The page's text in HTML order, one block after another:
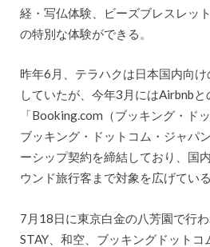
経・写仏体験、ビーズブレスレッ
の特別な体験ができる。
昨年6月、テラハクは日本国内向
していたが、今年3月にはAirbnb
「Booking.com（ブッキング・ド
ブッキング・ドットコム・ジャパ
ーシップ契約を締結しており、国
ウンド旅行客まで対象を広げている
7月18日に東京白金の八芳園で行
STAY、和空、ブッキングドット